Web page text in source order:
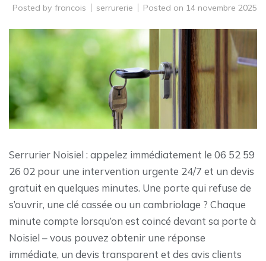
Posted by francois serrurerie Posted on 14 novembre 2025
Serrurier Noisiel : appelez immédiatement le 06 52 59
26 02 pour une intervention urgente 24/7 et un devis
gratuit en quelques minutes. Une porte qui refuse de
s’ouvrir, une clé cassée ou un cambriolage ? Chaque
minute compte lorsqu’on est coincé devant sa porte à
Noisiel – vous pouvez obtenir une réponse
immédiate, un devis transparent et des avis clients